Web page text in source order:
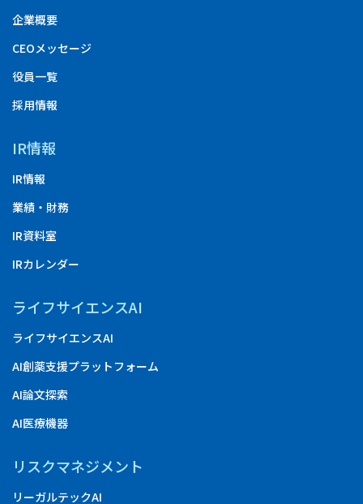
企業概要
CEOメッセージ
役員一覧
採用情報
IR情報
IR情報
業績・財務
IR資料室
IRカレンダー
ライフサイエンスAI
ライフサイエンスAI
AI創薬支援プラットフォーム
AI論文探索
AI医療機器
リスクマネジメント
リーガルテックAI